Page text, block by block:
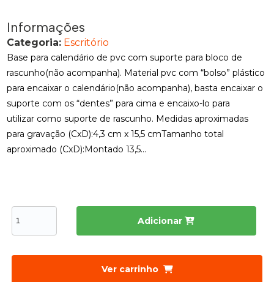
Informações
Categoria: Escritório
Base para calendário de pvc com suporte para bloco de
rascunho(não acompanha). Material pvc com “bolso” plástico
para encaixar o calendário(não acompanha), basta encaixar o
suporte com os “dentes” para cima e encaixo-lo para
utilizar como suporte de rascunho. Medidas aproximadas
para gravação (CxD):4,3 cm x 15,5 cmTamanho total
aproximado (CxD):Montado 13,5...
Adicionar
Ver carrinho